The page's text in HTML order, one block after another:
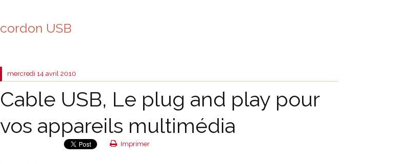
cordon USB
mercredi 14 avril 2010
Cable USB, Le plug and play pour
vos appareils multimédia
Imprimer